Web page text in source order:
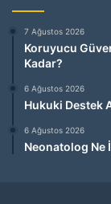
7 Ağustos 2026
Koruyucu
Kadar?
6 Ağustos 2026
Hukuki Destek
6 Ağustos 2026
Neonatolog Ne